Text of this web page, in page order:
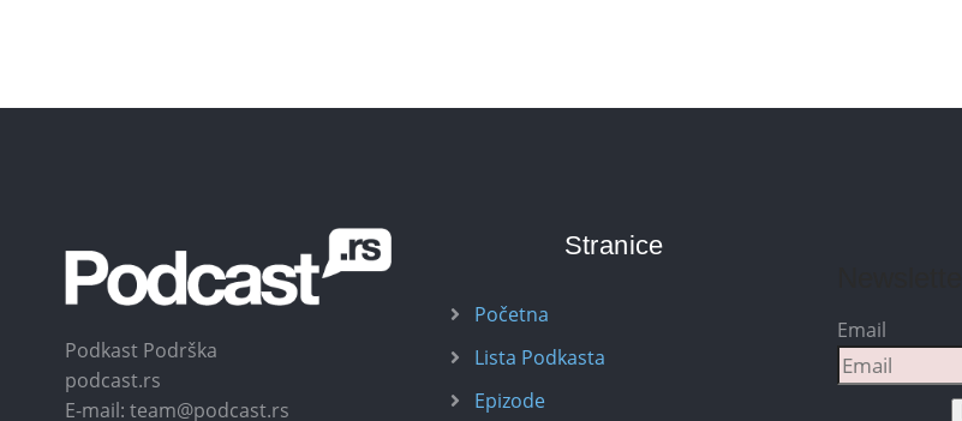
Podkast Podrška
podcast.rs
E-mail: team@podcast.rs
Stranice
Početna
Lista Podkasta
Epizode
Email